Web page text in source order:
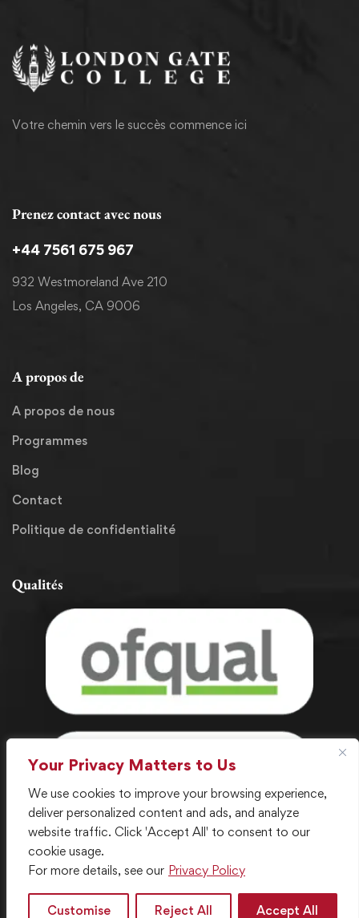
Your Privacy Matters to Us
We use cookies to improve your browsing experience,
deliver personalized content and ads, and analyze
website traffic. Click 'Accept All' to consent to our
cookie usage.
For more details, see our Privacy Policy
Customise Reject All Accept All
Votre chemin vers le succès commence ici
Prenez contact avec nous
+44 7561 675 967
932 Westmoreland Ave 210
Los Angeles, CA 9006
A propos de
A propos de nous
Programmes
Blog
Contact
Politique de confidentialité
Qualités
© 2024 . Tous droits réservés. Créé avec ❤️ par le
département informatique de LGC